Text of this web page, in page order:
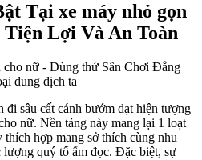
Tại xe máy nhỏ gọn
Tiện Lợi Và An Toàn
đi sâu cất cánh bướm dạt hiện tượng
nữ. Nền tảng này mang lại 1 loạt
thích hợp mang sở thích cùng nhu
lượng quý tổ ấm đọc. Đặc biệt, sự